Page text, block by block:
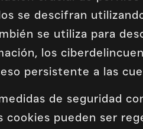
se descifran
se utiliza para
los
persistente a las
de seguridad
pueden ser